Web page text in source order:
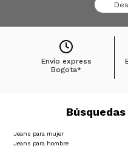
Envío express
Bogota*
Jeans para mujer
Jeans para hombre